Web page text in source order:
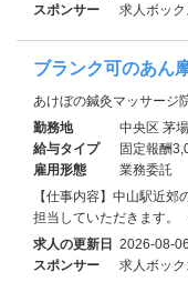
スポンサー
求人ボック
ブランク可のあん
あけぼの鍼灸マッサージ
勤務地
中央区 茅
給与タイプ
固定報酬
雇用形態
業務委託
【仕事内容】中山駅近
担当していただきます。
求人の更新日 2026-08-06
スポンサー
求人ボック